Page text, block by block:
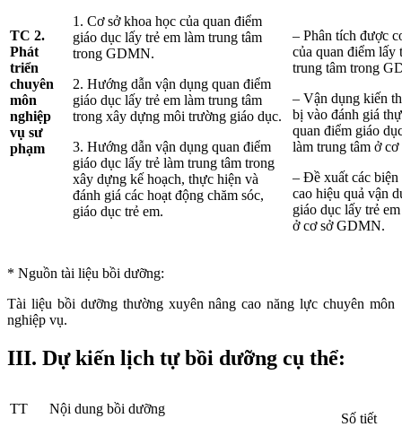
TC 2.
Phát
triển
chuyên
môn
nghiệp
vụ sư
phạm
1. Cơ sở khoa học của quan điểm
giáo dục lấy trẻ em làm trung tâm
trong GDMN.
2. Hướng dẫn vận dụng quan điểm
giáo dục lấy trẻ em làm trung tâm
trong xây dựng môi trường giáo dục.
3. Hướng dẫn vận dụng quan điểm
giáo dục lấy trẻ làm trung tâm trong
xây dựng kế hoạch, thực hiện và
đánh giá các hoạt động chăm sóc,
giáo dục trẻ em.
– Phân tích được
của quan điểm lấy
trung tâm trong
– Vận dụng kiến
bị vào đánh giá
quan điểm giáo
làm trung tâm ở
– Đề xuất các biện
cao hiệu quả vận
giáo dục lấy trẻ
ở cơ sở GDMN.
* Nguồn tài liệu bồi dưỡng:
Tài liệu bồi dưỡng thường xuyên nâng cao năng lực chuyên môn
nghiệp vụ.
III. Dự kiến lịch tự bồi dưỡng cụ thể:
TT Nội dung bồi dưỡng
Số tiết